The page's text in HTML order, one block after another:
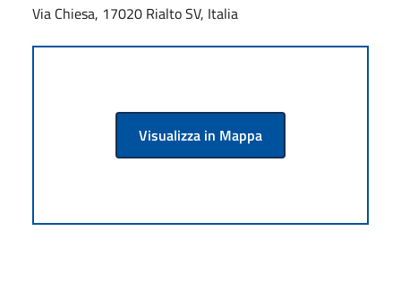
Via Chiesa, 17020 Rialto SV, Italia
Visualizza in Mappa